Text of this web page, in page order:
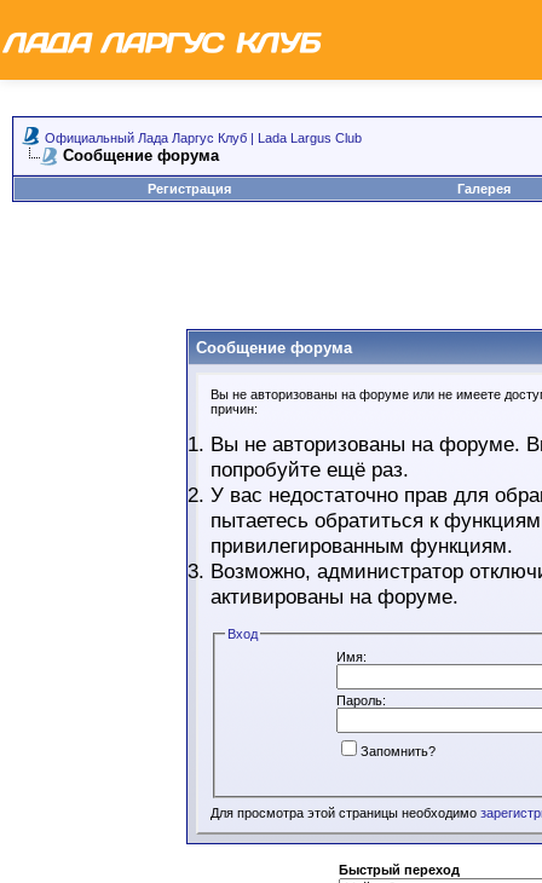
Официальный Лада Ларгус Клуб | Lada Largus Club
Сообщение форума
Регистрация Галерея
Сообщение форума
Вы не авторизованы на форуме или не имеете
причин:
Вы не авторизованы на форуме.
попробуйте ещё раз.
У вас недостаточно прав для
пытаетесь обратиться к
привилегированным функциям.
Возможно, администратор
активированы на форуме.
Вход
Имя:
Пароль:
Запомнить?
Для просмотра этой страницы необходимо
Быстрый переход